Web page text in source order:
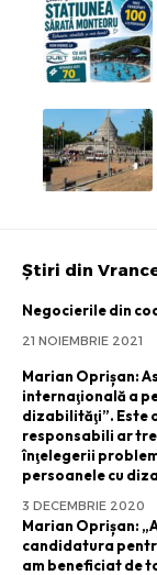
Știri din
Negocierile din
21 NOIEMBRIE 2021
Marian Oprișan:
internaţională a
dizabilităţi”. Este
responsabili ar
înţelegerii
persoanele cu
3 DECEMBRIE 2020
Marian Oprișan:
candidatura
am beneficiat de